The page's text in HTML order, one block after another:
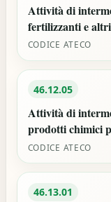
Attività di
fertilizzanti e
CODICE ATECO
46.12.05
Attività di
prodotti chimici
CODICE ATECO
46.13.01